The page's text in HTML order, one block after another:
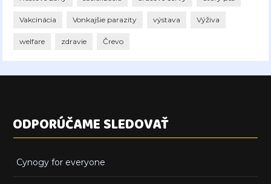
Vakcinácia Vonkajšie parazity výstava Výživa
welfare zdravie Črevo
ODPORÚČAME SLEDOVAŤ
Cynogy for everyone